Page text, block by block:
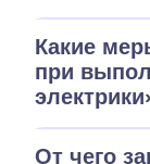
Какие
при
От чего